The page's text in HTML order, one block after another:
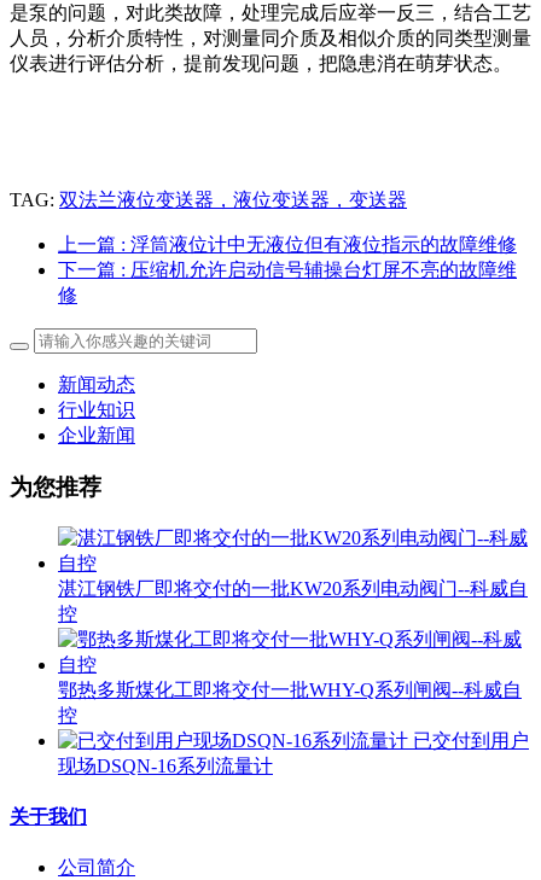
是泵的问题，对此类故障，处理完成后应举一反三，结合工艺
人员，分析介质特性，对测量同介质及相似介质的同类型测量
仪表进行评估分析，提前发现问题，把隐患消在萌芽状态。
TAG: 双法兰液位变送器，液位变送器，变送器
上一篇 : 浮筒液位计中无液位但有液位指示的故障维修
下一篇 : 压缩机允许启动信号辅操台灯屏不亮的故障维
修
新闻动态
行业知识
企业新闻
为您推荐
湛江钢铁厂即将交付的一批KW20系列电动阀门--科威自
控
鄂热多斯煤化工即将交付一批WHY-Q系列闸阀--科威自
控
已交付到用户
现场DSQN-16系列流量计
关于我们
公司简介